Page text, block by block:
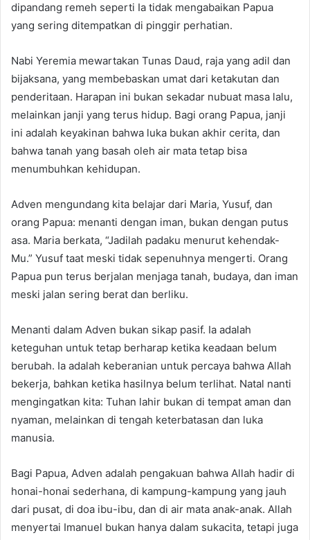
dipandang remeh seperti Ia tidak mengabaikan Papua
yang sering ditempatkan di pinggir perhatian.
Nabi Yeremia mewartakan Tunas Daud, raja yang adil dan
bijaksana, yang membebaskan umat dari ketakutan dan
penderitaan. Harapan ini bukan sekadar nubuat masa lalu,
melainkan janji yang terus hidup. Bagi orang Papua, janji
ini adalah keyakinan bahwa luka bukan akhir cerita, dan
bahwa tanah yang basah oleh air mata tetap bisa
menumbuhkan kehidupan.
Adven mengundang kita belajar dari Maria, Yusuf, dan
orang Papua: menanti dengan iman, bukan dengan putus
asa. Maria berkata, “Jadilah padaku menurut kehendak-
Mu.” Yusuf taat meski tidak sepenuhnya mengerti. Orang
Papua pun terus berjalan menjaga tanah, budaya, dan iman
meski jalan sering berat dan berliku.
Menanti dalam Adven bukan sikap pasif. Ia adalah
keteguhan untuk tetap berharap ketika keadaan belum
berubah. Ia adalah keberanian untuk percaya bahwa Allah
bekerja, bahkan ketika hasilnya belum terlihat. Natal nanti
mengingatkan kita: Tuhan lahir bukan di tempat aman dan
nyaman, melainkan di tengah keterbatasan dan luka
manusia.
Bagi Papua, Adven adalah pengakuan bahwa Allah hadir di
honai-honai sederhana, di kampung-kampung yang jauh
dari pusat, di doa ibu-ibu, dan di air mata anak-anak. Allah
menyertai Imanuel bukan hanya dalam sukacita, tetapi juga